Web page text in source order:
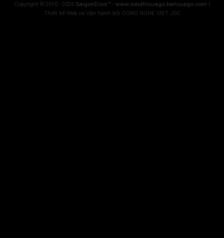
Copyright © 2010 - 2026 SaigonDoor™ - www.sieuthicuago.bancuago.com |
Thiết kế Web và Vận hành bởi CONG NGHE VIET JSC